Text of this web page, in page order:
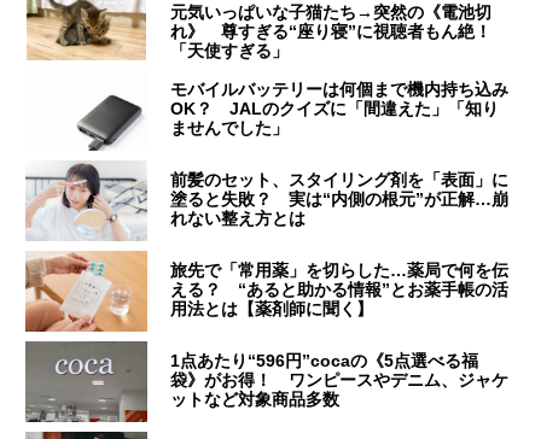
元気いっぱいな子猫たち→突然の《電池切
れ》 尊すぎる“座り寝”に視聴者もん絶！
「天使すぎる」
モバイルバッテリーは何個まで機内持ち込み
OK？ JALのクイズに「間違えた」「知り
ませんでした」
前髪のセット、スタイリング剤を「表面」に
塗ると失敗？ 実は“内側の根元”が正解…崩
れない整え方とは
旅先で「常用薬」を切らした…薬局で何を伝
える？ “あると助かる情報”とお薬手帳の活
用法とは【薬剤師に聞く】
1点あたり“596円”cocaの《5点選べる福
袋》がお得！ ワンピースやデニム、ジャケ
ットなど対象商品多数